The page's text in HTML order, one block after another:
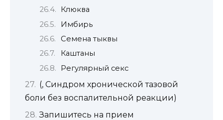
Клюква
Имбирь
Семена тыквы
Каштаны
Регулярный секс
(, Синдром хронической тазовой
боли без воспалительной реакции)
Запишитесь на прием